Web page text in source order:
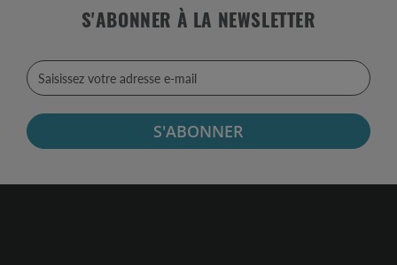
S'ABONNER À LA NEWSLETTER
S'ABONNER